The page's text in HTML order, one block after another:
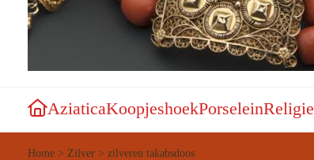
AziaticaKoopjeshoekPorseleinReligie
Home > Zilver > zilveren takabsdoos